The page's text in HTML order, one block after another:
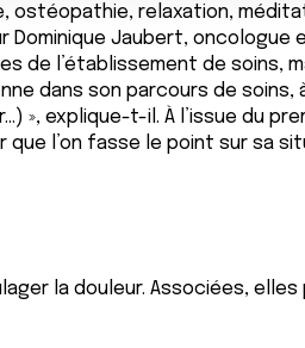
ostéopathie, relaxation,
Dominique Jaubert,
de l’établissement de soins,
dans son parcours de
», explique-t-il. À l’issue du
que l’on fasse le point sur
la douleur. Associées,